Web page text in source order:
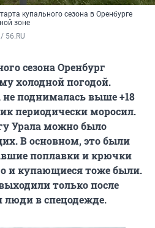
купального сезона в Оренбурге
зоне
56.RU
сезона Оренбург
холодной погодой.
не поднималась выше +18
периодически моросил.
Урала можно было
В основном, это были
поплавки и крючки
и купающиеся тоже были.
только после
люди в спецодежде.